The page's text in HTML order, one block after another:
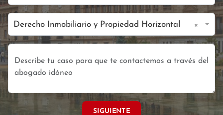
Derecho Inmobiliario y Propiedad Horizontal ×
SIGUIENTE